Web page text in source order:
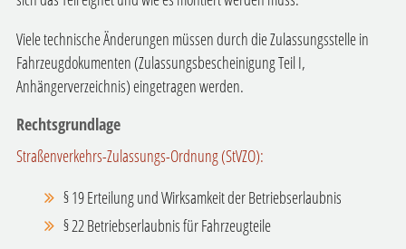
Viele technische Änderungen müssen durch die Zulassungsstelle in
Fahrzeugdokumenten (Zulassungsbescheinigung Teil I,
Anhängerverzeichnis) eingetragen werden.
Rechtsgrundlage
Straßenverkehrs-Zulassungs-Ordnung (StVZO):
§ 19 Erteilung und Wirksamkeit der Betriebserlaubnis
§ 22 Betriebserlaubnis für Fahrzeugteile